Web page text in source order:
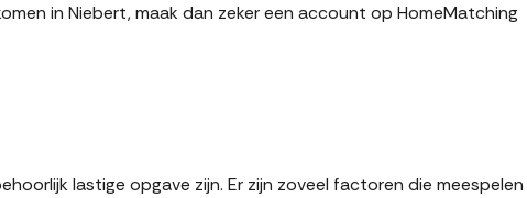
in Niebert, maak dan zeker een account op HomeMatching
lastige opgave zijn. Er zijn zoveel factoren die meespelen